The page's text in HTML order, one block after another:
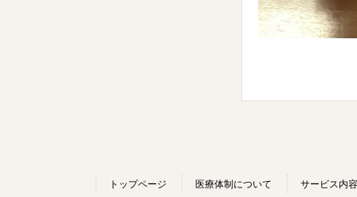
トップページ 医療体制について サービス内容